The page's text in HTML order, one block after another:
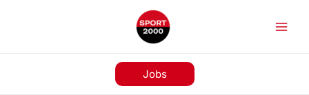
Jobs